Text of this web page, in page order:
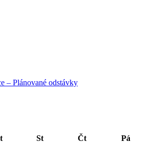
– Plánované odstávky
St Čt Pá